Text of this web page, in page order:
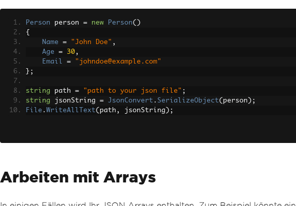
Person person = new Person()
{
Name
= "John Doe" ,
Age
= 30,
Email
=
"johndoe@example.com"
};
string path = "path to your json file" ;
string jsonString = JsonConvert . SerializeObject( person );
File . WriteAllText( path , jsonString );
Arbeiten mit Arrays